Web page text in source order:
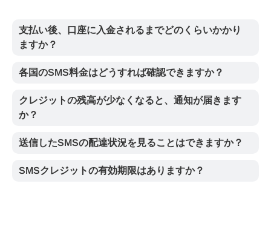
支払い後、口座に入金されるまでどのくらいかかり
ますか？
各国のSMS料金はどうすれば確認できますか？
クレジットの残高が少なくなると、通知が届きます
か？
送信したSMSの配達状況を見ることはできますか？
SMSクレジットの有効期限はありますか？